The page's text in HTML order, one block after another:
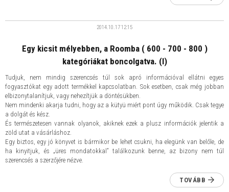
Egy kicsit mélyebben, a Roomba ( 600 - 700 - 800 )
kategóriákat boncolgatva. (I)
2014.10.1712:15
Tudjuk, nem mindig szerencsés túl sok apró információval ellátni egyes
fogyasztókat egy adott termékkel kapcsolatban. Sok esetben, csak még jobban
elbizonytalanítjuk, vagy nehezítjük a döntésükben.
Nem mindenki akarja tudni, hogy az a kütyü miért pont úgy működik. Csak tegye
a dolgát és kész.
És természetesen vannak olyanok, akiknek ezek a plusz információk jelentik a
zöld utat a vásárláshoz.
Egy biztos, egy jó könyvet is bármikor be lehet csukni, ha elegünk van belőle, de
ha kinyitjuk, és „üres mondatokkal” találkozunk benne, az bizony nem túl
szerencsés a szerzőjére nézve.
TOVÁBB